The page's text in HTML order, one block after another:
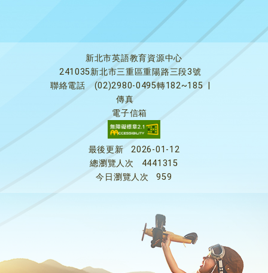
新北市英語教育資源中心
241035新北市三重區重陽路三段3號
聯絡電話
(02)2980-0495轉182~185
傳真
電子信箱
最後更新
2026-01-12
總瀏覽人次
4441315
今日瀏覽人次
959